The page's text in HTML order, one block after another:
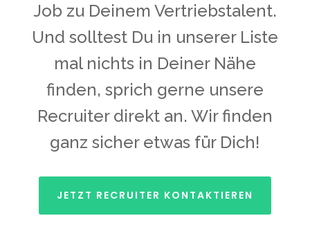
Job zu Deinem Vertriebstalent.
Und solltest Du in unserer Liste
mal nichts in Deiner Nähe
finden, sprich gerne unsere
Recruiter direkt an. Wir finden
ganz sicher etwas für Dich!
JETZT RECRUITER KONTAKTIEREN